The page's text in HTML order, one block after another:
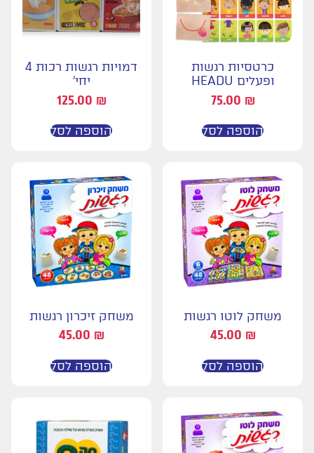
כרטסיות רגשות
ופעלים HEADU
75.00 ₪
הוספה לסל
דמויות רגשות רכות 4
יחי'
125.00 ₪
הוספה לסל
משחק לוטו רגשות
45.00 ₪
הוספה לסל
משחק זיכרון רגשות
45.00 ₪
הוספה לסל